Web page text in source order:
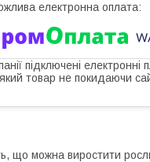
підключені
товар не покидаючи
що можна виростити